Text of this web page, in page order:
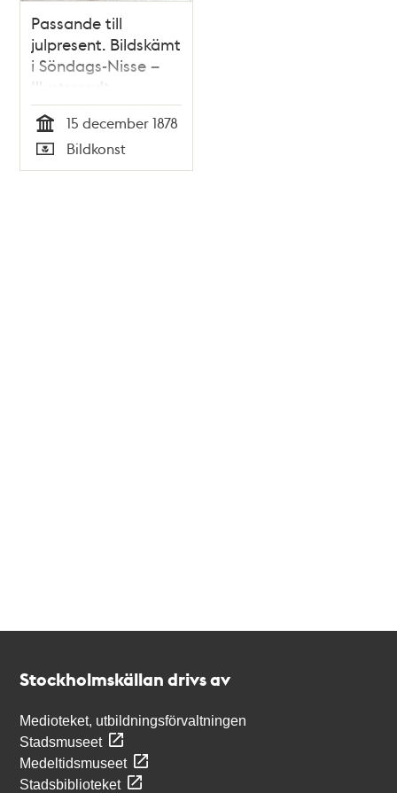
Passande till
julpresent. Bildskämt
i Söndags-Nisse –
Illustreradt
Veckoblad för
Skämt, Humor och
Satir, nr 50, den 15
december 1878
Tid
15 december 1878
Typ
Bildkonst
Stockholmskällan drivs av
Medioteket, utbildningsförvaltningen
Stadsmuseet
Medeltidsmuseet
Stadsbiblioteket